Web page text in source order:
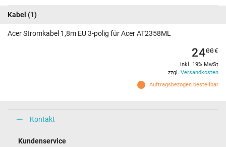
Kabel (1)
Acer Stromkabel 1,8m EU 3-polig für Acer AT2358ML
Auftragsbezogen bestellbar
2400€
inkl. 19% MwSt
zzgl. Versandkosten
Kontakt
Kundenservice